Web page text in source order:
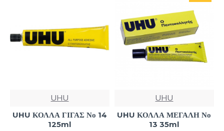
UHU
UHU ΚΟΛΛΑ ΓΙΓΑΣ Νο 14
125ml
UHU
UHU ΚΟΛΛΑ ΜΕΓΑΛΗ Νο
13 35ml